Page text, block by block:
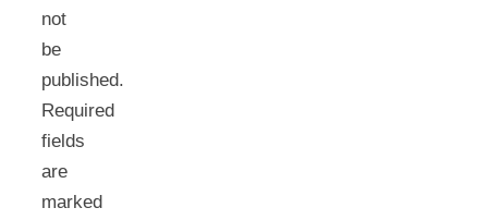
not
be
published.
Required
fields
are
marked